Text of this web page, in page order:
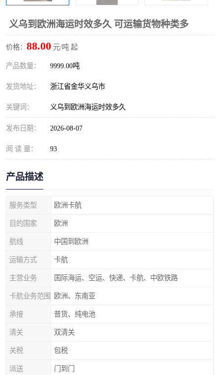
义乌到欧洲海运时效多久 可运输货物种类多
价格： 88.00 元/吨 起
产品数量： 9999.00吨
发货地址： 浙江省金华义乌市
关键词： 义乌到欧洲海运时效多久
发布日期： 2026-08-07
阅 读 量： 93
产品描述
服务类型 欧洲卡航
目的国家 欧洲
航线 中国到欧洲
运输方式 卡航
主营业务 国际海运、空运、快递、卡航、中欧铁路
卡航业务范围 欧洲、东南亚
承接 普货、纯电池
清关 双清关
关税 包税
派送 门到门